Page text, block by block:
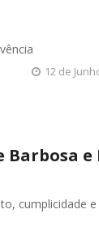
12 de
Barbosa e
cumplicidade e